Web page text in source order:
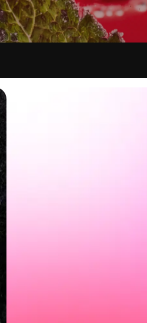
VOEDSEL- EN
Vereenvoudig F&B met Aquablu